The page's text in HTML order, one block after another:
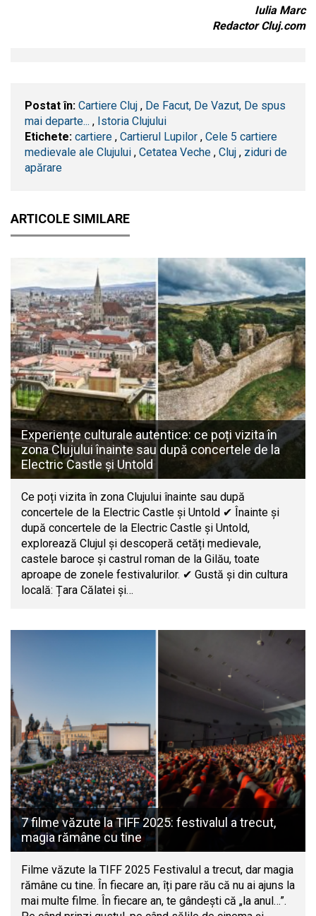
Iulia Marc
Redactor Cluj.com
Postat în: Cartiere Cluj , De Facut, De Vazut, De spus
mai departe... , Istoria Clujului
Etichete: cartiere , Cartierul Lupilor , Cele 5 cartiere
medievale ale Clujului , Cetatea Veche , ​Cluj , ziduri de
apărare
ARTICOLE SIMILARE
Experiențe culturale autentice: ce poți vizita în
zona Clujului înainte sau după concertele de la
Electric Castle și Untold
Ce poți vizita în zona Clujului înainte sau după
concertele de la Electric Castle și Untold ✔ Înainte și
după concertele de la Electric Castle și Untold,
explorează Clujul și descoperă cetăți medievale,
castele baroce și castrul roman de la Gilău, toate
aproape de zonele festivalurilor. ✔ Gustă și din cultura
locală: Țara Călatei și…
7 filme văzute la TIFF 2025: festivalul a trecut,
magia rămâne cu tine
Filme văzute la TIFF 2025 Festivalul a trecut, dar magia
rămâne cu tine. În fiecare an, îți pare rău că nu ai ajuns la
mai multe filme. În fiecare an, te gândești că „la anul…”.